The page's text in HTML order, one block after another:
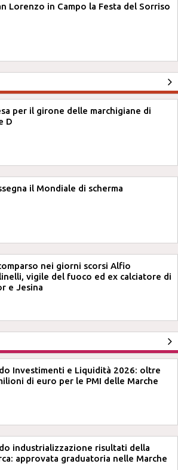
Lorenzo in Campo la Festa del Sorriso
per il girone delle marchigiane di
D
il Mondiale di scherma
nei giorni scorsi Alfio
vigile del fuoco ed ex calciatore di
e Jesina
Investimenti e Liquidità 2026: oltre
di euro per le PMI delle Marche
industrializzazione risultati della
approvata graduatoria nelle Marche